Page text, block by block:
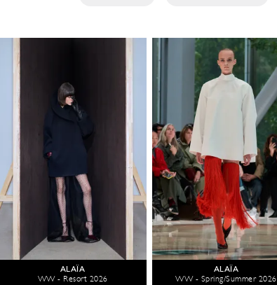
ALAÏA
WW - Resort 2026
ALAÏA
WW - Spring/Summer 2026